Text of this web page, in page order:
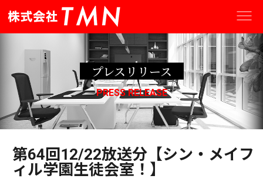
プレスリリース
PRESS RELEASE
第64回12/22放送分【シン・メイフ
ィル学園生徒会室！】